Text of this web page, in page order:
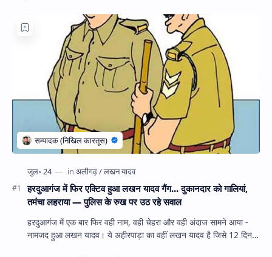
हरदुआगंज में फिर एक्टिव हुआ लखन यादव गैंग... दुकानदार को गालियां,
तमंचा लहराया — पुलिस के रुख पर उठ रहे सवाल
हरदुआगंज में एक बार फिर वही नाम, वही चेहरा और वही अंदाज सामने आया -
नामजद हुआ लखन यादव। ये अहीरपाड़ा का वहीं लखन यादव है जिसे 12 दिन